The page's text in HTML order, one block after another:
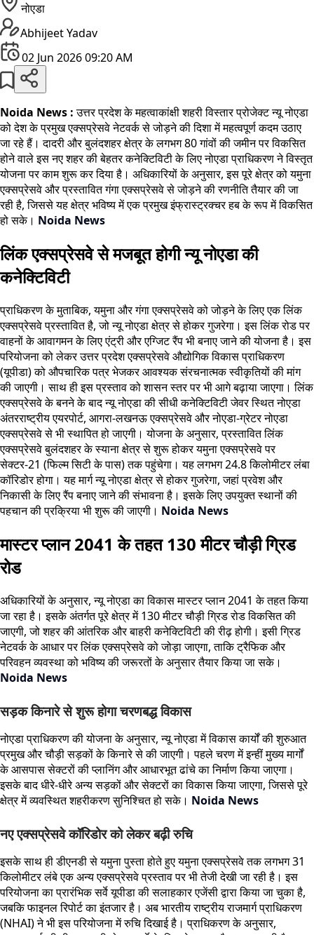
नोएडा
Abhijeet Yadav
02 Jun 2026 09:20 AM
Noida News :उत्तर प्रदेश के महत्वाकांक्षी शहरी विस्तार प्रोजेक्ट न्यू नोएडा
को देश के प्रमुख एक्सप्रेसवे नेटवर्क से जोड़ने की दिशा में महत्वपूर्ण कदम उठाए
जा रहे हैं। दादरी और बुलंदशहर क्षेत्र के लगभग 80 गांवों की जमीन पर विकसित
होने वाले इस नए शहर की बेहतर कनेक्टिविटी के लिए नोएडा प्राधिकरण ने विस्तृत
योजना पर काम शुरू कर दिया है। अधिकारियों के अनुसार, इस पूरे क्षेत्र को यमुना
एक्सप्रेसवे और प्रस्तावित गंगा एक्सप्रेसवे से जोड़ने की रणनीति तैयार की जा
रही है, जिससे यह क्षेत्र भविष्य में एक प्रमुख इंफ्रास्ट्रक्चर हब के रूप में विकसित
हो सके। Noida News
लिंक एक्सप्रेसवे से मजबूत होगी न्यू नोएडा की
कनेक्टिविटी
प्राधिकरण के मुताबिक, यमुना और गंगा एक्सप्रेसवे को जोड़ने के लिए एक लिंक
एक्सप्रेसवे प्रस्तावित है, जो न्यू नोएडा क्षेत्र से होकर गुजरेगा। इस लिंक रोड पर
वाहनों के आवागमन के लिए एंट्री और एग्जिट रैंप भी बनाए जाने की योजना है। इस
परियोजना को लेकर उत्तर प्रदेश एक्सप्रेसवे औद्योगिक विकास प्राधिकरण
(यूपीडा) को औपचारिक पत्र भेजकर आवश्यक संरचनात्मक स्वीकृतियों की मांग
की जाएगी। साथ ही इस प्रस्ताव को शासन स्तर पर भी आगे बढ़ाया जाएगा। लिंक
एक्सप्रेसवे के बनने के बाद न्यू नोएडा की सीधी कनेक्टिविटी जेवर स्थित नोएडा
अंतरराष्ट्रीय एयरपोर्ट, आगरा-लखनऊ एक्सप्रेसवे और नोएडा-ग्रेटर नोएडा
एक्सप्रेसवे से भी स्थापित हो जाएगी। योजना के अनुसार, प्रस्तावित लिंक
एक्सप्रेसवे बुलंदशहर के स्याना क्षेत्र से शुरू होकर यमुना एक्सप्रेसवे पर
सेक्टर-21 (फिल्म सिटी के पास) तक पहुंचेगा। यह लगभग 24.8 किलोमीटर लंबा
कॉरिडोर होगा। यह मार्ग न्यू नोएडा क्षेत्र से होकर गुजरेगा, जहां प्रवेश और
निकासी के लिए रैंप बनाए जाने की संभावना है। इसके लिए उपयुक्त स्थानों की
पहचान की प्रक्रिया भी शुरू की जाएगी। Noida News
मास्टर प्लान 2041 के तहत 130 मीटर चौड़ी ग्रिड
रोड
अधिकारियों के अनुसार, न्यू नोएडा का विकास मास्टर प्लान 2041 के तहत किया
जा रहा है। इसके अंतर्गत पूरे क्षेत्र में 130 मीटर चौड़ी ग्रिड रोड विकसित की
जाएगी, जो शहर की आंतरिक और बाहरी कनेक्टिविटी की रीढ़ होगी। इसी ग्रिड
नेटवर्क के आधार पर लिंक एक्सप्रेसवे को जोड़ा जाएगा, ताकि ट्रैफिक और
परिवहन व्यवस्था को भविष्य की जरूरतों के अनुसार तैयार किया जा सके।
Noida News
सड़क किनारे से शुरू होगा चरणबद्ध विकास
नोएडा प्राधिकरण की योजना के अनुसार, न्यू नोएडा में विकास कार्यों की शुरुआत
प्रमुख और चौड़ी सड़कों के किनारे से की जाएगी। पहले चरण में इन्हीं मुख्य मार्गों
के आसपास सेक्टरों की प्लानिंग और आधारभूत ढांचे का निर्माण किया जाएगा।
इसके बाद धीरे-धीरे अन्य सड़कों और सेक्टरों का विकास किया जाएगा, जिससे पूरे
क्षेत्र में व्यवस्थित शहरीकरण सुनिश्चित हो सके। Noida News
नए एक्सप्रेसवे कॉरिडोर को लेकर बढ़ी रुचि
इसके साथ ही डीएनडी से यमुना पुस्ता होते हुए यमुना एक्सप्रेसवे तक लगभग 31
किलोमीटर लंबे एक अन्य एक्सप्रेसवे प्रस्ताव पर भी तेजी देखी जा रही है। इस
परियोजना का प्रारंभिक सर्वे यूपीडा की सलाहकार एजेंसी द्वारा किया जा चुका है,
जबकि फाइनल रिपोर्ट का इंतजार है। अब भारतीय राष्ट्रीय राजमार्ग प्राधिकरण
(NHAI) ने भी इस परियोजना में रुचि दिखाई है। प्राधिकरण के अनुसार,